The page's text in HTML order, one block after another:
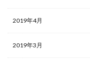
2019年4月
2019年3月